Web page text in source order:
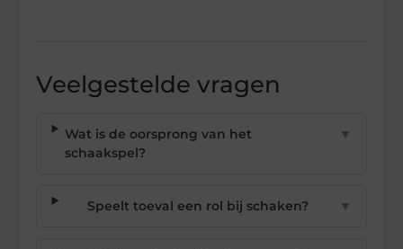
Veelgestelde vragen
Wat is de oorsprong van het
schaakspel?
▼
Speelt toeval een rol bij schaken? ▼